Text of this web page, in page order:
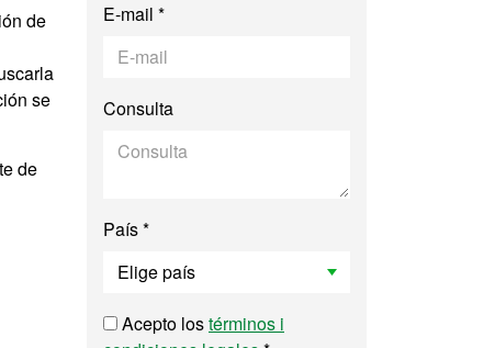
de
se
de
E-mail *
Consulta
País *
Acepto lostérminos i